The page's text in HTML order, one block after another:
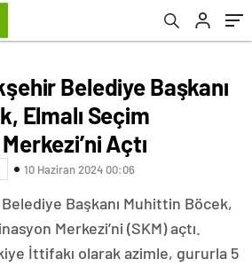
Belediye Başkanı
Elmalı Seçim
Açtı
10 Haziran 2024 00:06
Başkanı Muhittin Böcek,
Merkezi’ni (SKM) açtı.
İttifakı olarak azimle, gururla 5